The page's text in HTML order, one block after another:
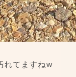
れてますねw